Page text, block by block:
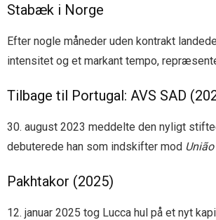
Stabæk i Norge
Efter nogle måneder uden kontrakt
intensitet og et markant tempo,
Tilbage til Portugal: AVS SAD
30. august 2023 meddelte den nyligt
debuterede han som indskifter mod
Pakhtakor (2025)
12. januar 2025 tog Lucca hul på et nyt